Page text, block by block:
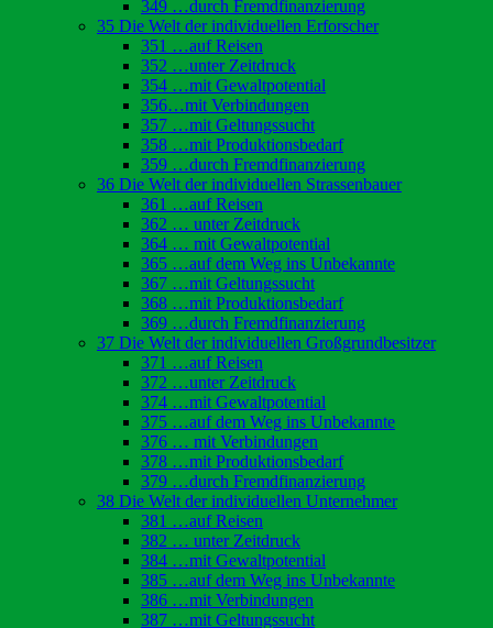
349 …durch Fremdfinanzierung
35 Die Welt der individuellen Erforscher
351 …auf Reisen
352 …unter Zeitdruck
354 …mit Gewaltpotential
356…mit Verbindungen
357 …mit Geltungssucht
358 …mit Produktionsbedarf
359 …durch Fremdfinanzierung
36 Die Welt der individuellen Strassenbauer
361 …auf Reisen
362 … unter Zeitdruck
364 … mit Gewaltpotential
365 …auf dem Weg ins Unbekannte
367 …mit Geltungssucht
368 …mit Produktionsbedarf
369 …durch Fremdfinanzierung
37 Die Welt der individuellen Großgrundbesitzer
371 …auf Reisen
372 …unter Zeitdruck
374 …mit Gewaltpotential
375 …auf dem Weg ins Unbekannte
376 … mit Verbindungen
378 …mit Produktionsbedarf
379 …durch Fremdfinanzierung
38 Die Welt der individuellen Unternehmer
381 …auf Reisen
382 … unter Zeitdruck
384 …mit Gewaltpotential
385 …auf dem Weg ins Unbekannte
386 …mit Verbindungen
387 …mit Geltungssucht